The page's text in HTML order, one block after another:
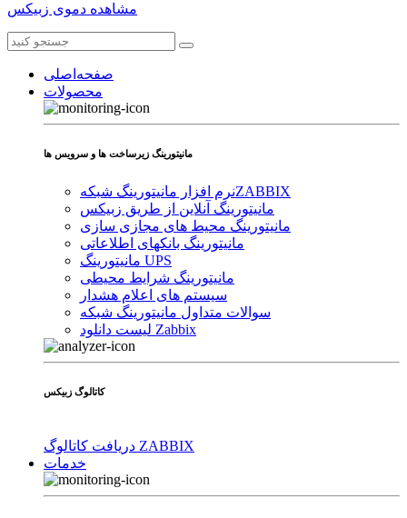
مشاهده دموی زبیکس
صفحه‌اصلی
محصولات
مانیتورینگ زیرساخت ها و سرویس ها
نرم افزار مانیتورینگ شبکهZABBIX
مانیتورینگ آنلاین از طریق زبیکس
مانیتورینگ محیط های مجازی سازی
مانیتورینگ بانکهای اطلاعاتی
مانیتورینگ UPS
مانیتورینگ شرایط محیطی
سیستم های اعلام هشدار
سوالات متداول مانیتورینگ شبکه
لیست دانلود Zabbix
کاتالوگ زبیکس
دریافت کاتالوگ ZABBIX
خدمات